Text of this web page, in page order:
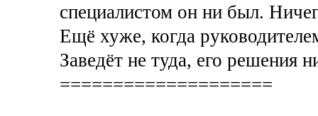
специалистом он ни был.
Ещё хуже, когда
Заведёт не туда, его решения
====================